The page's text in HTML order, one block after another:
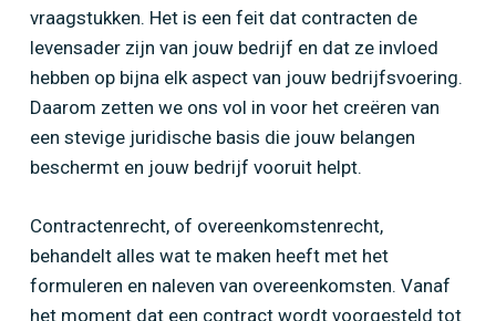
vraagstukken. Het is een feit dat contracten de
levensader zijn van jouw bedrijf en dat ze invloed
hebben op bijna elk aspect van jouw bedrijfsvoering.
Daarom zetten we ons vol in voor het creëren van
een stevige juridische basis die jouw belangen
beschermt en jouw bedrijf vooruit helpt.
Contractenrecht, of overeenkomstenrecht,
behandelt alles wat te maken heeft met het
formuleren en naleven van overeenkomsten. Vanaf
het moment dat een contract wordt voorgesteld tot